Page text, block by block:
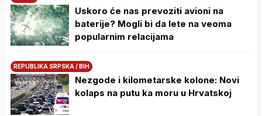
Uskoro će nas prevoziti avioni na
baterije? Mogli bi da lete na veoma
popularnim relacijama
REPUBLIKA SRPSKA / BIH
Nezgode i kilometarske kolone: Novi
kolaps na putu ka moru u Hrvatskoj